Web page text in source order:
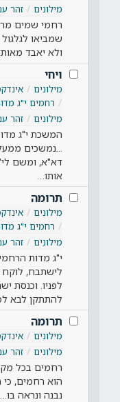
מילונים
זהר
רחמי שמים
שמביאו
ולא יאבד
ויחי
מילונים
רחמים י"ג
מילונים
זהר
המשכת י"ג
...נמשכים
דא"א, ומשם
אותו…
תרומה
מילונים
רחמים י"ג
מילונים
זהר
י"ג מדות
לישתבח,
לפניו. וכנסת
להתתקן לבא
תרומה
מילונים
מילונים
זהר
רחמים בכל
הוא רחמים, כי
נבנה ונראה בו.…